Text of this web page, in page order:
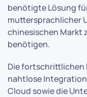
benötigte Lösung
muttersprachlicher
chinesischen Markt
benötigen.
Die fortschrittlichen
nahtlose
Cloud sowie die